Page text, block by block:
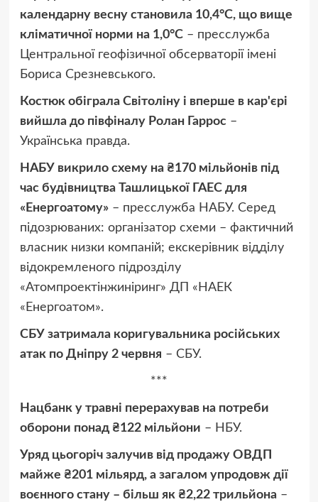
календарну весну становила 10,4°С, що вище
кліматичної норми на 1,0°С– пресслужба
Центральної геофізичної обсерваторії імені
Бориса Срезневського.
Костюк обіграла Світоліну і вперше в кар'єрі
вийшла до півфіналу Ролан Гаррос–
Українська правда.
НАБУ викрило схему на ₴170 мільйонів під
час будівництва Ташлицької ГАЕС для
«Енергоатому»– пресслужба НАБУ. Серед
підозрюваних: організатор схеми – фактичний
власник низки компаній; екскерівник відділу
відокремленого підрозділу
«Атомпроектінжиніринг» ДП «НАЕК
«Енергоатом».
СБУ затримала коригувальника російських
атак по Дніпру 2 червня – СБУ.
***
Нацбанк у травні перерахував на потреби
оборони понад ₴122 мільйони – НБУ.
Уряд цьогоріч залучив від продажу ОВДП
майже ₴201 мільярд, а загалом упродовж дії
воєнного стану – більш як ₴2,22 трильйона–